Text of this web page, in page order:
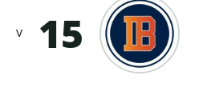
v 15